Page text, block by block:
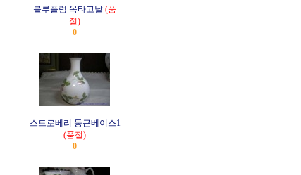
블루플럼 옥타고날 (품
절)
0
스트로베리 둥근베이스1
(품절)
0